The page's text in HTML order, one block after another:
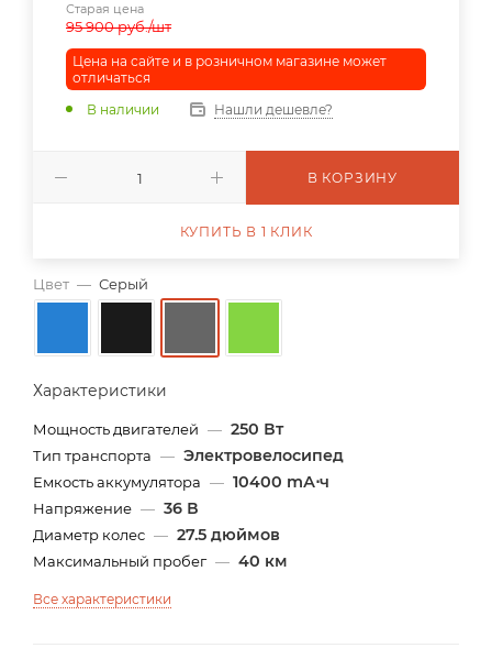
Цвет — Серый
Характеристики
Мощность двигателей — 250 Вт
Тип транспорта — Электровелосипед
Емкость аккумулятора — 10400 mА⋅ч
Напряжение — 36 В
Диаметр колес — 27.5 дюймов
Максимальный пробег — 40 км
Все характеристики
Старая цена
95 900руб./шт
Цена на сайте и в розничном магазине может
отличаться
В наличии
Нашли дешевле?
В КОРЗИНУ
КУПИТЬ В 1 КЛИК